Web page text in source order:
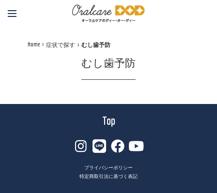
Home 症状で探す むし歯予防
むし歯予防
Top
プライバシーポリシー
特定商取引法に基づく表記